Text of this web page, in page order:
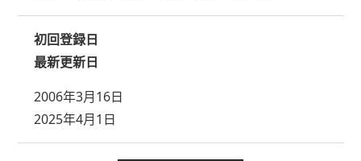
初回登録日
最新更新日
2006年3月16日
2025年4月1日